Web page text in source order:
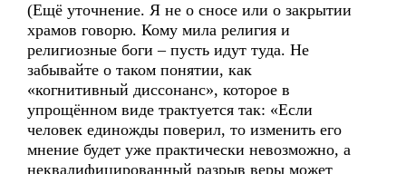
(Ещё уточнение. Я не о сносе или о закрытии
храмов говорю. Кому мила религия и
религиозные боги – пусть идут туда. Не
забывайте о таком понятии, как
«когнитивный диссонанс», которое в
упрощённом виде трактуется так: «Если
человек единожды поверил, то изменить его
мнение будет уже практически невозможно, а
неквалифицированный разрыв веры может